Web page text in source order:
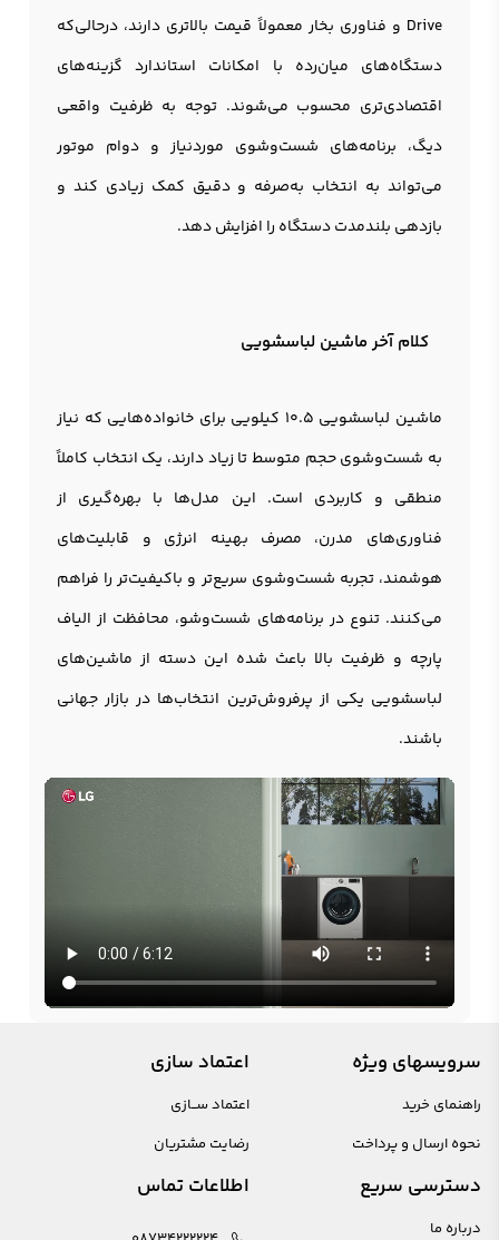
Drive و فناوری بخار معمولاً قیمت بالاتری دارند، درحالی‌که
دستگاه‌های میان‌رده با امکانات استاندارد گزینه‌های
اقتصادی‌تری محسوب می‌شوند. توجه به ظرفیت واقعی
دیگ، برنامه‌های شست‌وشوی موردنیاز و دوام موتور
می‌تواند به انتخاب به‌صرفه و دقیق کمک زیادی کند و
بازدهی بلندمدت دستگاه را افزایش دهد.
کلام آخر ماشین لباسشویی
ماشین لباسشویی 10.5 کیلویی برای خانواده‌هایی که نیاز
به شست‌وشوی حجم متوسط تا زیاد دارند، یک انتخاب کاملاً
منطقی و کاربردی است. این مدل‌ها با بهره‌گیری از
فناوری‌های مدرن، مصرف بهینه انرژی و قابلیت‌های
هوشمند، تجربه شست‌وشوی سریع‌تر و باکیفیت‌تر را فراهم
می‌کنند. تنوع در برنامه‌های شست‌وشو، محافظت از الیاف
پارچه و ظرفیت بالا باعث شده این دسته از ماشین‌های
لباسشویی یکی از پرفروش‌ترین انتخاب‌ها در بازار جهانی
باشند.
سرویسهای ویژه
راهنمای خرید
نحوه ارسال و پرداخت
اعتماد سازی
اعتماد ســازی
رضایت مشتریان
دسترسی سریع
درباره ما
اطلاعات تماس